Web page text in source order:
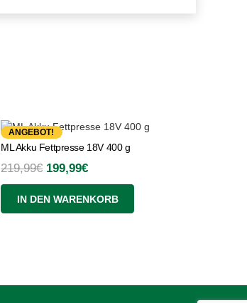
ANGEBOT!
ML Akku Fettpresse 18V 400 g
219,99€ Ursprünglicher
Preis
war:
219,99€
199,99€Aktueller
Preis
ist:
199,99€.
IN DEN WARENKORB